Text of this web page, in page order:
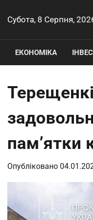
доСубота, 8 Серпня,
ЕКОНОМІКА
пам’ятки
Опубліковано